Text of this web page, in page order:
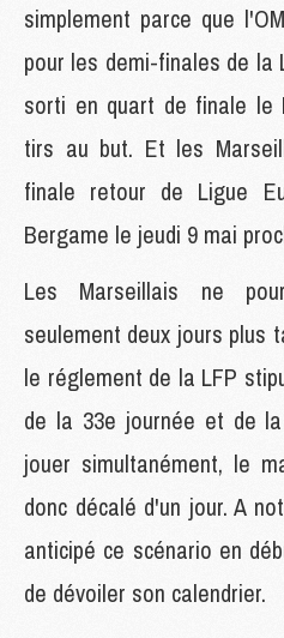
simplement parce que
pour les demi-finales de la
sorti en quart de finale le
tirs au but. Et les
finale retour de Ligue
Bergame le jeudi 9 mai
Les Marseillais ne
seulement deux jours plus
le réglement de la LFP
de la 33e journée et de
jouer simultanément, le
donc décalé d'un jour. A
anticipé ce scénario en
de dévoiler son calendrier.